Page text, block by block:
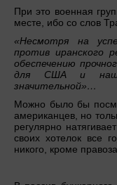
При это военная
месте, ибо со слов
«Несмотря на
против иранского
обеспечению
для США и
значительной»…
Можно было бы
американцев, но
регулярно
своих хотелок все
никого, кроме